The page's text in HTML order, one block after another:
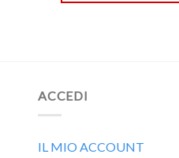
ACCEDI
IL MIO ACCOUNT